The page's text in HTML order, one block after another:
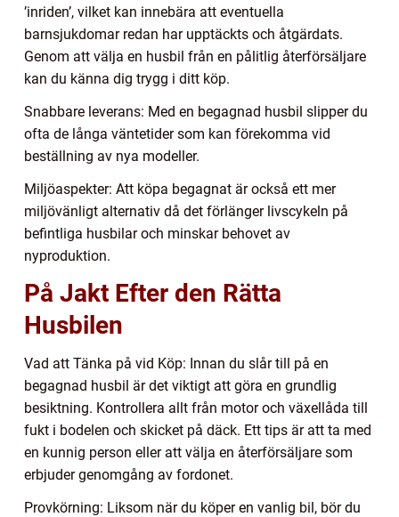
’inriden’, vilket kan innebära att eventuella
barnsjukdomar redan har upptäckts och åtgärdats.
Genom att välja en husbil från en pålitlig återförsäljare
kan du känna dig trygg i ditt köp.
Snabbare leverans: Med en begagnad husbil slipper du
ofta de långa väntetider som kan förekomma vid
beställning av nya modeller.
Miljöaspekter: Att köpa begagnat är också ett mer
miljövänligt alternativ då det förlänger livscykeln på
befintliga husbilar och minskar behovet av
nyproduktion.
På Jakt Efter den Rätta
Husbilen
Vad att Tänka på vid Köp: Innan du slår till på en
begagnad husbil är det viktigt att göra en grundlig
besiktning. Kontrollera allt från motor och växellåda till
fukt i bodelen och skicket på däck. Ett tips är att ta med
en kunnig person eller att välja en återförsäljare som
erbjuder genomgång av fordonet.
Provkörning: Liksom när du köper en vanlig bil, bör du